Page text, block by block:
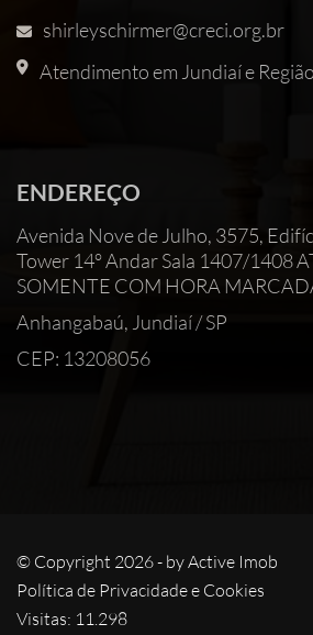
shirleyschirmer@creci.org.br
Atendimento em Jundiaí e Região
ENDEREÇO
Avenida Nove de Julho, 3575,
Tower 14° Andar Sala 1407/1408
SOMENTE COM HORA
Anhangabaú, Jundiaí / SP
CEP: 13208056
© Copyright 2026 - byActive Imob
Política de Privacidade e Cookies
Visitas: 11.298